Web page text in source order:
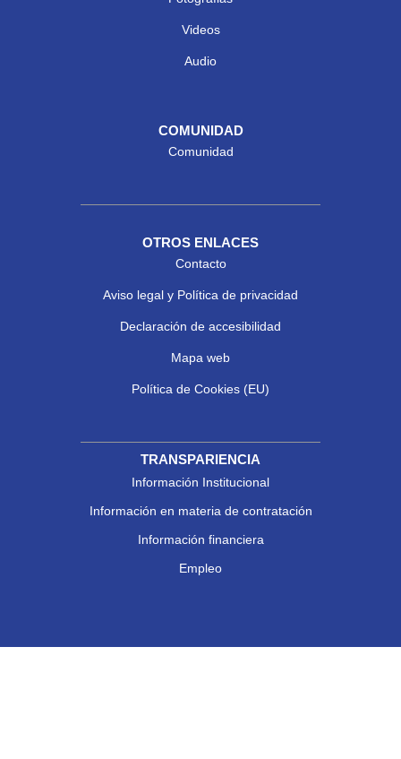
Videos
Audio
COMUNIDAD
Comunidad
OTROS ENLACES
Contacto
Aviso legal y Política de privacidad
Declaración de accesibilidad
Mapa web
Política de Cookies (EU)
TRANSPARIENCIA
Información Institucional
Información en materia de contratación
Información financiera
Empleo